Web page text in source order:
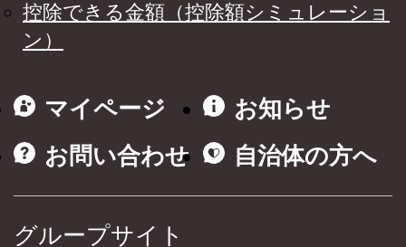
控除できる金額（控除額シミュレーショ
ン）
マイページ
お知らせ
お問い合わせ
自治体の方へ
グループサイト